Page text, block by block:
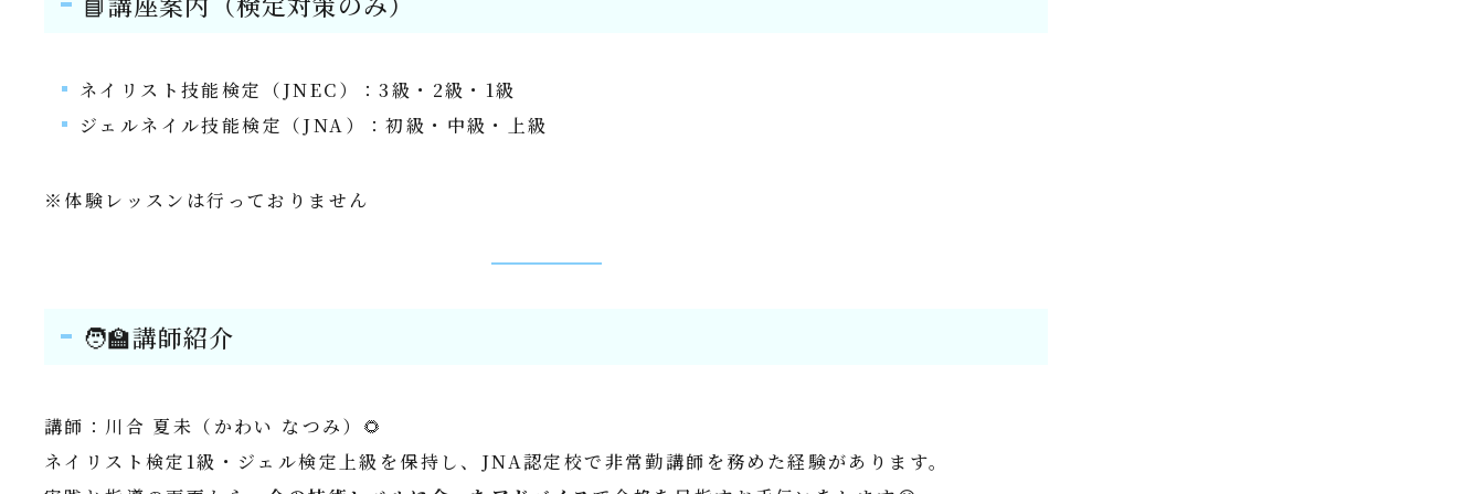
ネイリスト技能検定（JNEC）：3級・2級・1級
ジェルネイル技能検定（JNA）：初級・中級・上級
※体験レッスンは行っておりません
🧑‍🏫講師紹介
講師：川合 夏未（かわい なつみ）🌻
ネイリスト検定1級・ジェル検定上級を保持し、JNA認定校で非常勤講師を務めた経験があります。